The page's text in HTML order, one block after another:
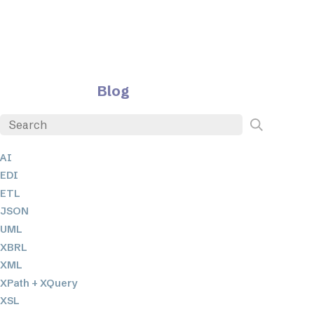
Blog
AI
EDI
ETL
JSON
UML
XBRL
XML
XPath + XQuery
XSL